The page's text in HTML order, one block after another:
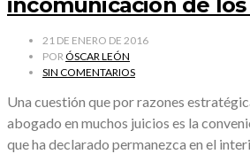
21 DE ENERO DE 2016
PORÓSCAR LEÓN
SIN COMENTARIOS
Una cuestión que por razones
abogado en muchos juicios es la
que ha declarado permanezca en el